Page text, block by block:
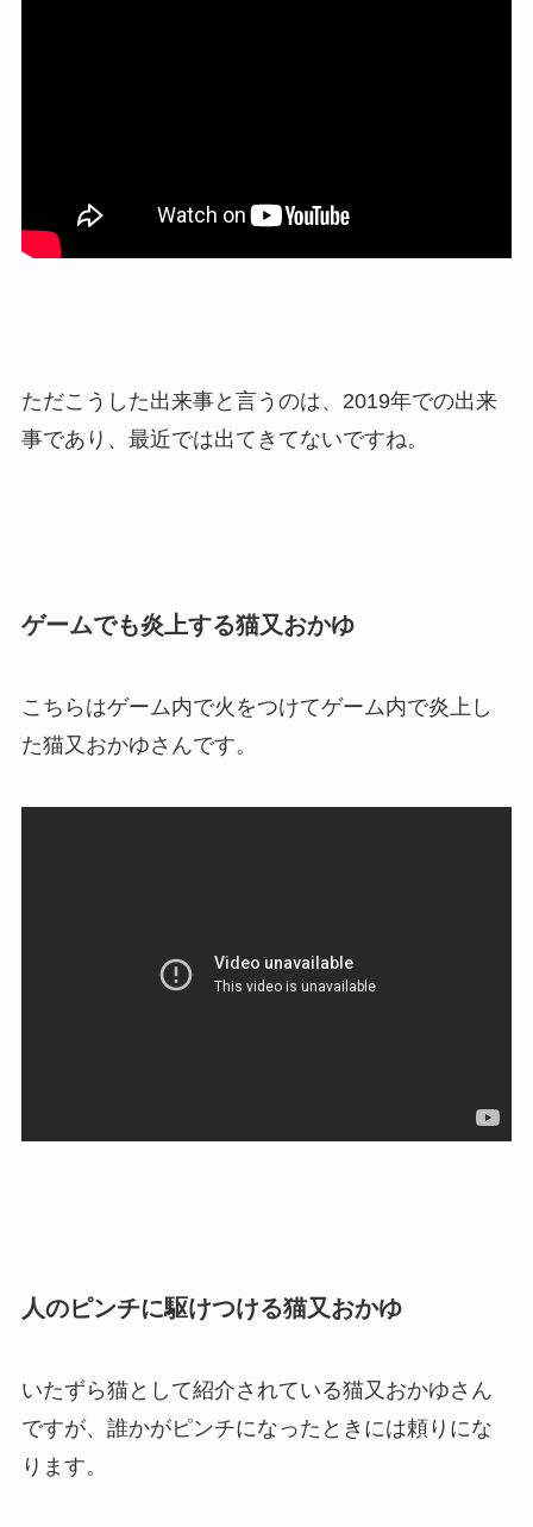
ただこうした出来事と言うのは、2019年での出来
事であり、最近では出てきてないですね。
ゲームでも炎上する猫又おかゆ
こちらはゲーム内で火をつけてゲーム内で炎上し
た猫又おかゆさんです。
人のピンチに駆けつける猫又おかゆ
いたずら猫として紹介されている猫又おかゆさん
ですが、誰かがピンチになったときには頼りにな
ります。